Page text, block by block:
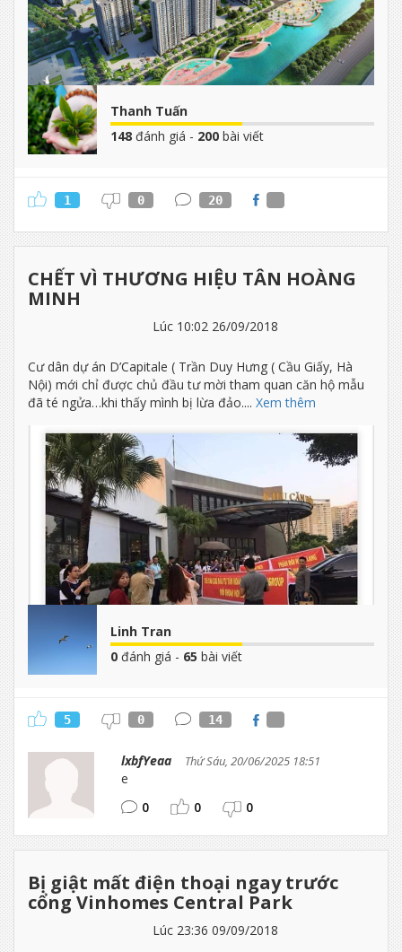
Thanh Tuấn
148 đánh giá - 200 bài viết
1 0 20
CHẾT VÌ THƯƠNG HIỆU TÂN HOÀNG
MINH
Lúc 10:02 26/09/2018
Cư dân dự án D’Capitale ( Trần Duy Hưng ( Cầu Giấy, Hà
Nội) mới chỉ được chủ đầu tư mời tham quan căn hộ mẫu
đã té ngửa…khi thấy mình bị lừa đảo.... Xem thêm
Linh Tran
0 đánh giá - 65 bài viết
5 0 14
lxbfYeaa Thứ Sáu, 20/06/2025 18:51
e
0
0 0
Bị giật mất điện thoại ngay trước
cổng Vinhomes Central Park
Lúc 23:36 09/09/2018